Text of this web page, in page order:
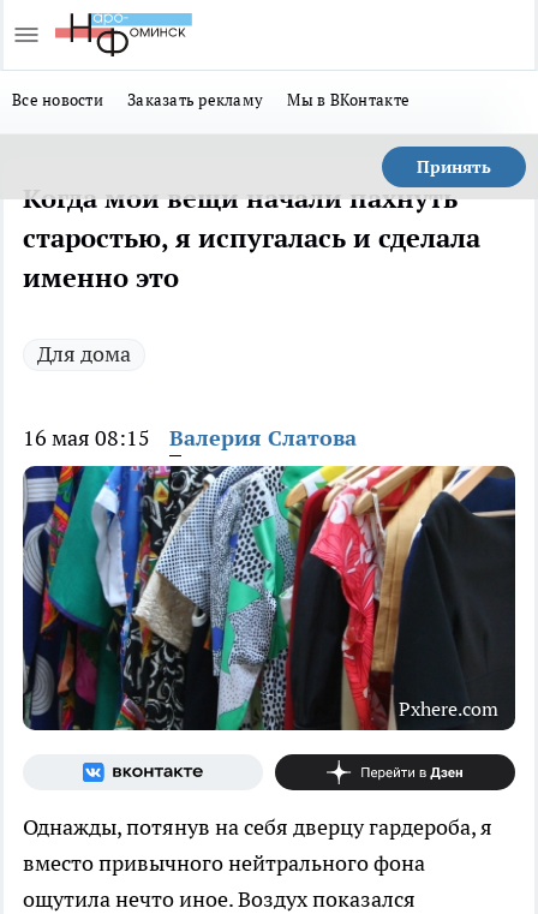
Все новости Заказать рекламу Мы в ВКонтакте
Принять
Когда мои вещи начали пахнуть
старостью, я испугалась и сделала
именно это
Для дома
16 мая 08:15 Валерия Слатова
Pxhere.com
Однажды, потянув на себя дверцу гардероба, я
вместо привычного нейтрального фона
ощутила нечто иное. Воздух показался